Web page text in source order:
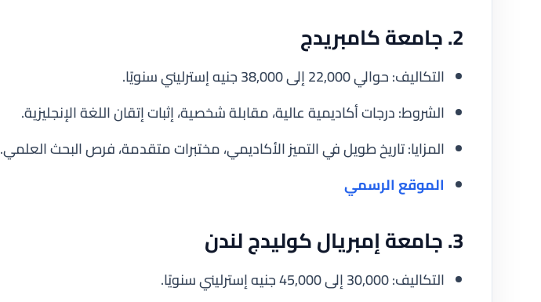
2. جامعة كامبريدج
التكاليف: حوالي 22,000 إلى 38,000 جنيه إسترليني سنويًا.
الشروط: درجات أكاديمية عالية، مقابلة شخصية، إثبات إتقان اللغة الإنجليزية.
المزايا: تاريخ طويل في التميز الأكاديمي، مختبرات متقدمة، فرص البحث العلمي.
الموقع الرسمي
3. جامعة إمبريال كوليدج لندن
التكاليف: 30,000 إلى 45,000 جنيه إسترليني سنويًا.